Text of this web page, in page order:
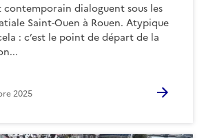
contemporain dialoguent sous les
Saint-Ouen à Rouen. Atypique
: c’est le point de départ de la
2025